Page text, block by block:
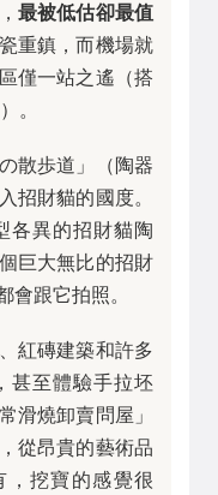
最被低估卻最值
重鎮，而機場就
僅一站之遙（搭
。
散歩道」（陶器
招財貓的國度。
各異的招財貓陶
巨大無比的招財
會跟它拍照。
紅磚建築和許多
甚至體驗手拉坯
滑燒卸賣問屋」
從昂貴的藝術品
，挖寶的感覺很